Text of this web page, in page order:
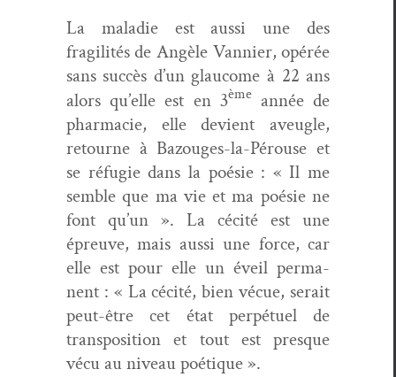
La mal­adie est aus­si une des
fragilités de Angèle Van­nier, opérée
sans suc­cès d’un glau­come à 22 ans
alors qu’elle est en 3èmeannée de
phar­ma­cie, elle devient aveu­gle,
retourne à Bazouges-la-Pérouse et
se réfugie dans la poésie : « Il me
sem­ble que ma vie et ma poésie ne
font qu’un ». La céc­ité est une
épreuve, mais aus­si une force, car
elle est pour elle un éveil per­ma­
nent : « La céc­ité, bien vécue, serait
peut-être cet état per­pétuel de
trans­po­si­tion et tout est presque
vécu au niveau poétique ».